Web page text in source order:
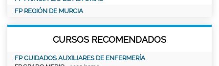
FP REGIÓN DE MURCIA
CURSOS RECOMENDADOS
FP CUIDADOS AUXILIARES DE ENFERMERÍA